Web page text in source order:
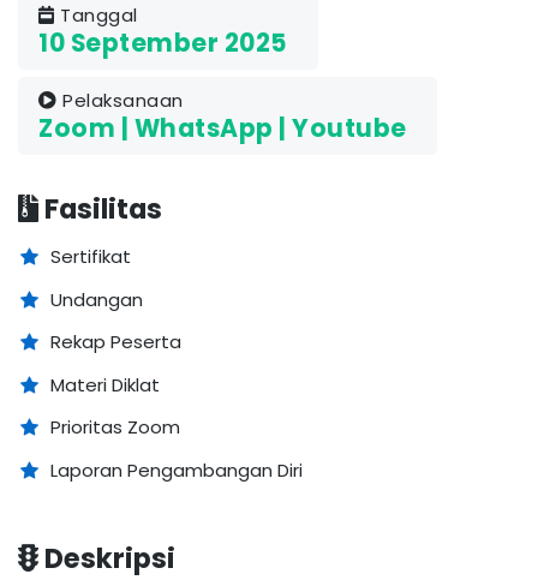
Tanggal
10 September 2025
Pelaksanaan
Zoom | WhatsApp | Youtube
Fasilitas
Sertifikat
Undangan
Rekap Peserta
Materi Diklat
Prioritas Zoom
Laporan Pengambangan Diri
Deskripsi